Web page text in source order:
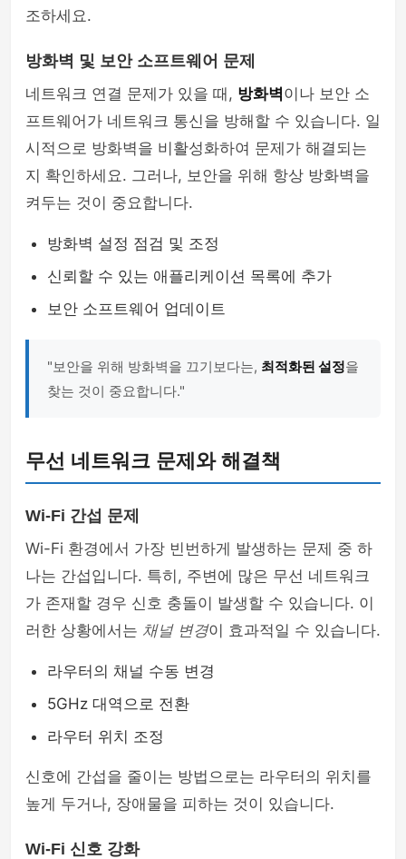
조하세요.
방화벽 및 보안 소프트웨어 문제
네트워크 연결 문제가 있을 때, 방화벽이나 보안 소
프트웨어가 네트워크 통신을 방해할 수 있습니다. 일
시적으로 방화벽을 비활성화하여 문제가 해결되는
지 확인하세요. 그러나, 보안을 위해 항상 방화벽을
켜두는 것이 중요합니다.
방화벽 설정 점검 및 조정
신뢰할 수 있는 애플리케이션 목록에 추가
보안 소프트웨어 업데이트
"보안을 위해 방화벽을 끄기보다는, 최적화된 설정을
찾는 것이 중요합니다."
무선 네트워크 문제와 해결책
Wi-Fi 간섭 문제
Wi-Fi 환경에서 가장 빈번하게 발생하는 문제 중 하
나는 간섭입니다. 특히, 주변에 많은 무선 네트워크
가 존재할 경우 신호 충돌이 발생할 수 있습니다. 이
러한 상황에서는 채널 변경이 효과적일 수 있습니다.
라우터의 채널 수동 변경
5GHz 대역으로 전환
라우터 위치 조정
신호에 간섭을 줄이는 방법으로는 라우터의 위치를
높게 두거나, 장애물을 피하는 것이 있습니다.
Wi-Fi 신호 강화